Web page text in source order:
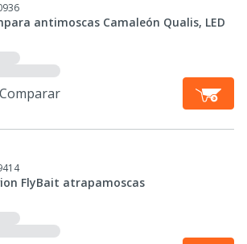
antimoscas Camaleón Qualis, LED
Comparar
FlyBait atrapamoscas